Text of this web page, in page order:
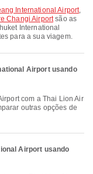
International Airport,
Changi Airportsão as
International
para a sua viagem.
Airport usando
outras opções de
Airport usando